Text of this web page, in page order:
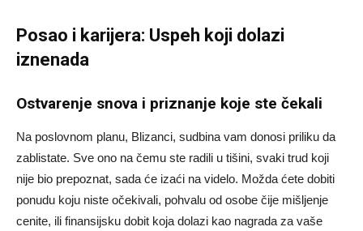
Posao i karijera: Uspeh koji dolazi
iznenada
Ostvarenje snova i priznanje koje ste čekali
Na poslovnom planu, Blizanci, sudbina vam donosi priliku da
zablistate. Sve ono na čemu ste radili u tišini, svaki trud koji
nije bio prepoznat, sada će izaći na videlo. Možda ćete dobiti
ponudu koju niste očekivali, pohvalu od osobe čije mišljenje
cenite, ili finansijsku dobit koja dolazi kao nagrada za vaše